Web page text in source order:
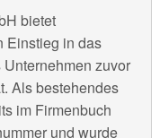
bietet
Einstieg in das
zuvor
Als bestehendes
im Firmenbuch
und wurde